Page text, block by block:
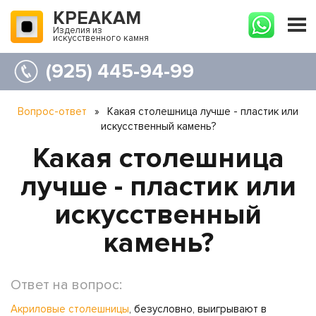
КРЕАКАМ
Изделия из
искусственного камня
(925) 445-94-99
Вопрос-ответ »
Какая столешница лучше - пластик или
искусственный камень?
Какая столешница
лучше - пластик или
искусственный
камень?
Ответ на вопрос:
Акриловые столешницы, безусловно, выигрывают в